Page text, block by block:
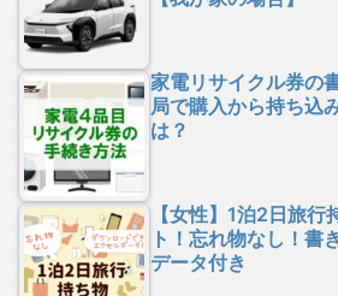
家電リサイクル券の
局で購入から持ち込
は？
【女性】1泊2日旅
ト！忘れ物なし！書
データ付き